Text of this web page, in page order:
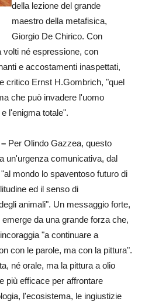
della lezione del grande
maestro della metafisica,
Giorgio De Chirico. Con
volti né espressione, con
e accostamenti inaspettati,
critico Ernst H.Gombrich, "quel
che può invadere l'uomo
l'enigma totale".
Per Olindo Gazzea, questo
un'urgenza comunicativa, dal
mondo lo spaventoso futuro di
ed il senso di
animali". Un messaggio forte,
da una grande forza che,
"a continuare a
con le parole, ma con la pittura".
né orale, ma la pittura a olio
più efficace per affrontare
l'ecosistema, le ingiustizie